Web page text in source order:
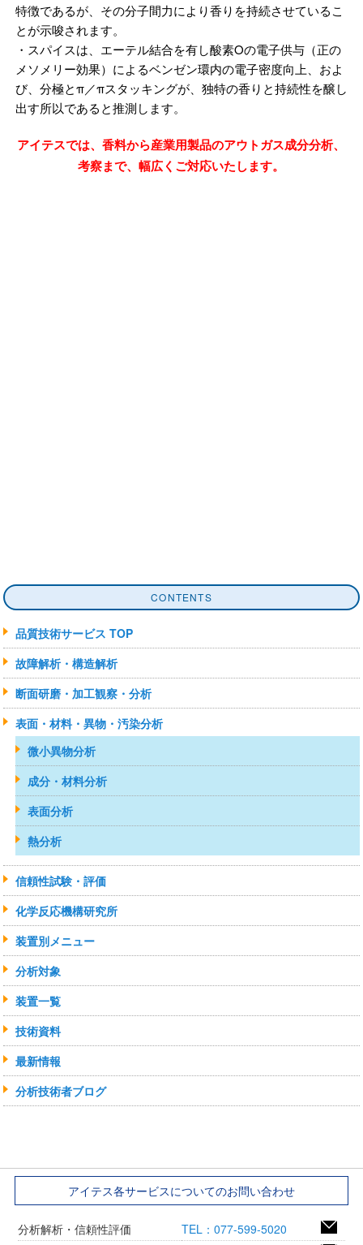
特徴であるが、その分子間力により香りを持続させているこ
とが示唆されます。
・スパイスは、エーテル結合を有し酸素Oの電子供与（正の
メソメリー効果）によるベンゼン環内の電子密度向 上、およ
び、分極とπ／πスタッキングが、独特の香りと持続性を醸し
出す所以であると推測します。
アイテスでは、香料から産業用製品のアウトガス成分分析、
考察まで、幅広くご対応いたします。
CONTENTS
品質技術サービス TOP
故障解析・構造解析
断面研磨・加工観察・分析
表面・材料・異物・汚染分析
微小異物分析
成分・材料分析
表面分析
熱分析
信頼性試験・評価
化学反応機構研究所
装置別メニュー
分析対象
装置一覧
技術資料
最新情報
分析技術者ブログ
アイテス各サービスについてのお問い合わせ
分析解析・信頼性評価
TEL：077-599-5020